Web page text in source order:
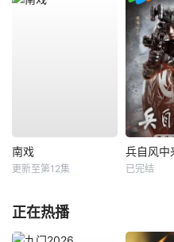
南戏
更新至第12集
兵自风中
已完结
正在热播